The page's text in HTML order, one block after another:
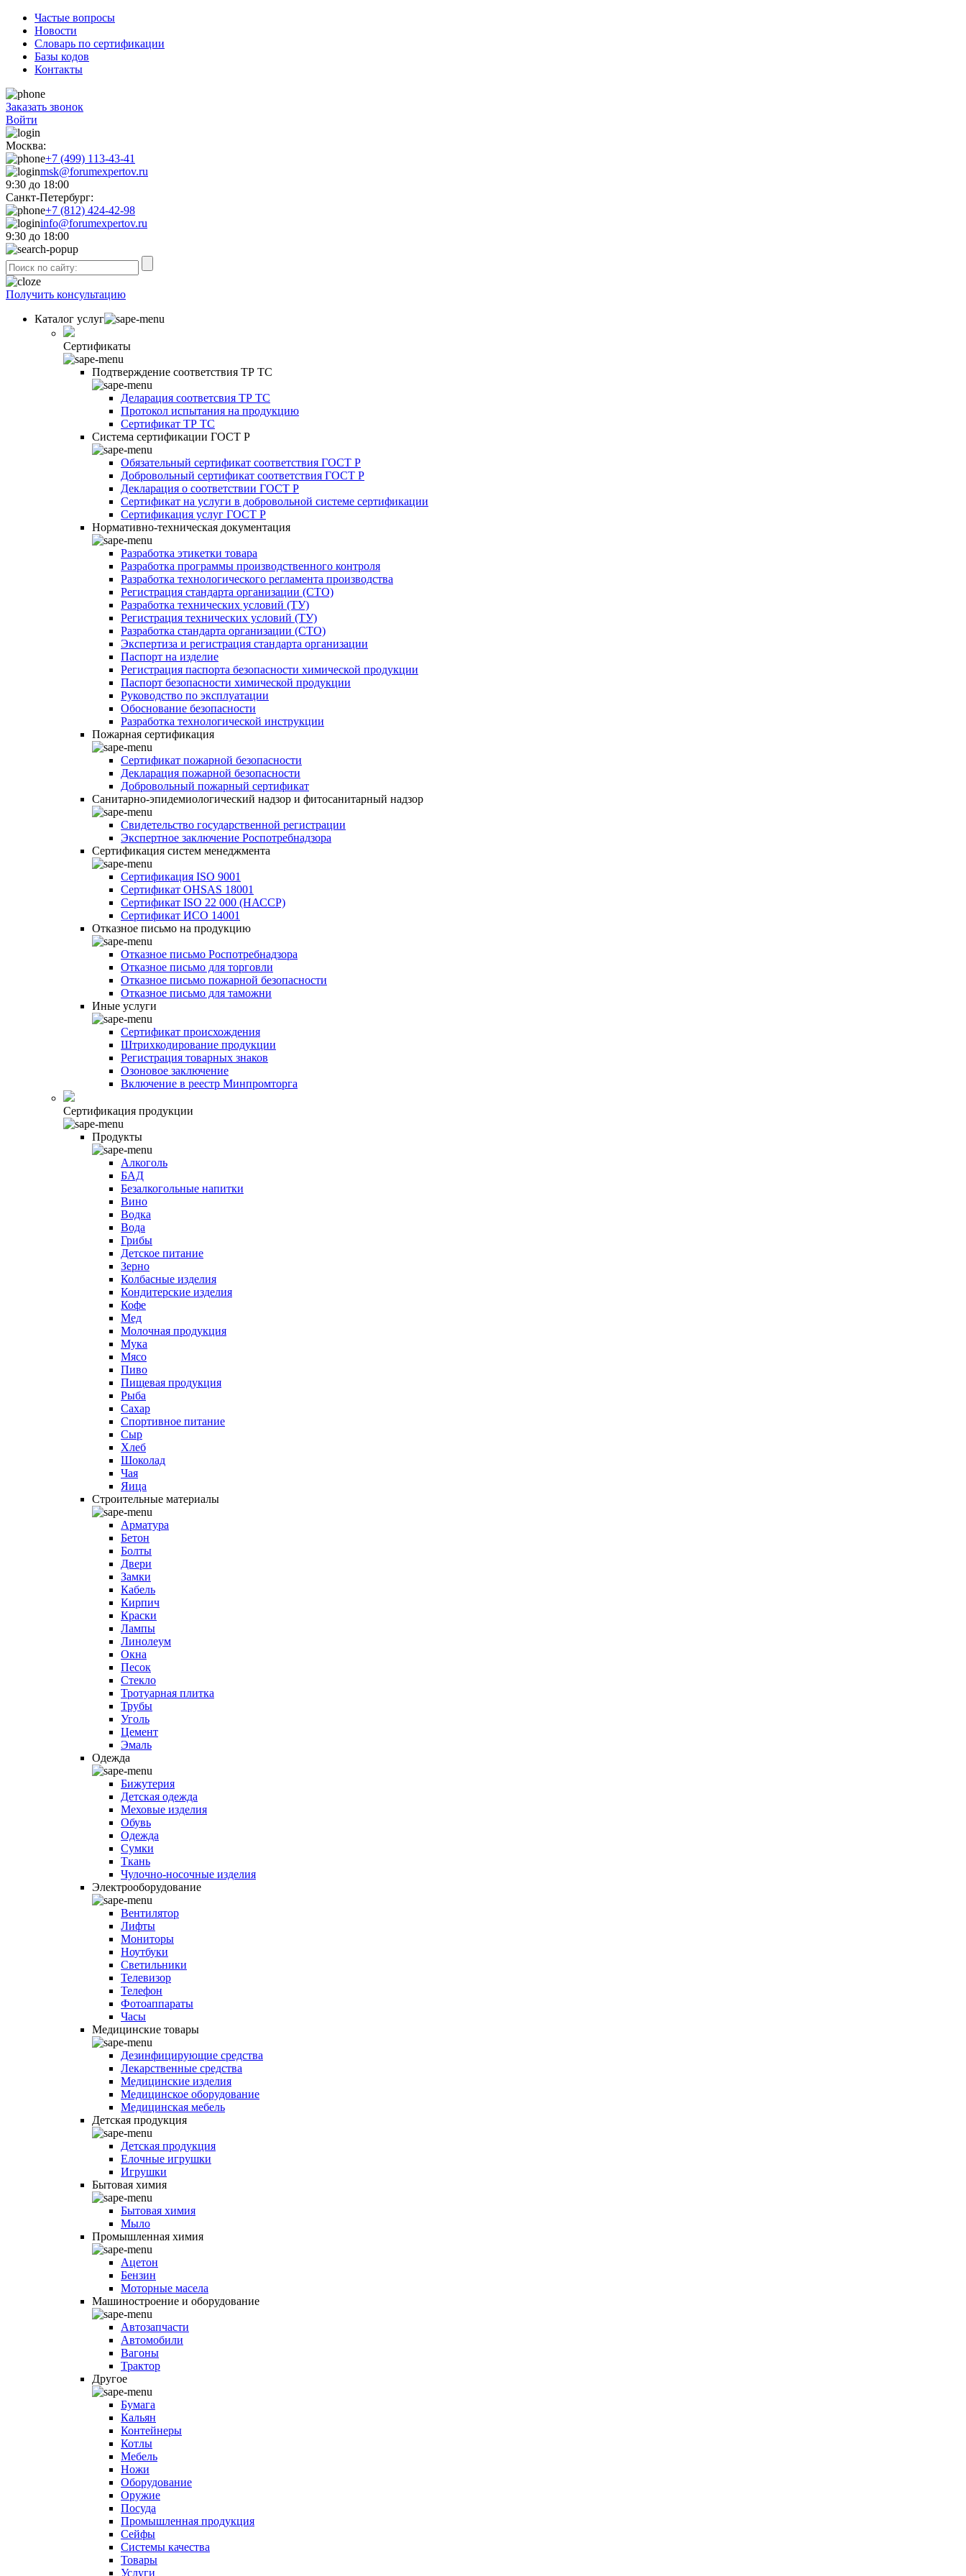
Частые вопросы
Новости
Словарь по сертификации
Базы кодов
Контакты
Заказать звонок
Войти
Москва:
+7 (499) 113-43-41
msk@forumexpertov.ru
9:30 до 18:00
Санкт-Петербург:
+7 (812) 424-42-98
info@forumexpertov.ru
9:30 до 18:00
Получить консультацию
Каталог услуг
Сертификаты
Подтверждение соответствия ТР ТС
Деларация соответсвия ТР ТС
Протокол испытания на продукцию
Сертификат ТР ТС
Система сертификации ГОСТ Р
Обязательный сертификат соответствия ГОСТ Р
Добровольный сертификат соответствия ГОСТ Р
Декларация о соответствии ГОСТ Р
Сертификат на услуги в добровольной системе сертификации
Сертификация услуг ГОСТ Р
Нормативно-техническая документация
Разработка этикетки товара
Разработка программы производственного контроля
Разработка технологического регламента производства
Регистрация стандарта организации (СТО)
Разработка технических условий (ТУ)
Регистрация технических условий (ТУ)
Разработка стандарта организации (СТО)
Экспертиза и регистрация стандарта организации
Паспорт на изделие
Регистрация паспорта безопасности химической продукции
Паспорт безопасности химической продукции
Руководство по эксплуатации
Обоснование безопасности
Разработка технологической инструкции
Пожарная сертификация
Сертификат пожарной безопасности
Декларация пожарной безопасности
Добровольный пожарный сертификат
Санитарно-эпидемиологический надзор и фитосанитарный надзор
Свидетельство государственной регистрации
Экспертное заключение Роспотребнадзора
Сертификация систем менеджмента
Сертификация ISO 9001
Сертификат OHSAS 18001
Сертификат ISO 22 000 (НАССР)
Сертификат ИСО 14001
Отказное письмо на продукцию
Отказное письмо Роспотребнадзора
Отказное письмо для торговли
Отказное письмо пожарной безопасности
Отказное письмо для таможни
Иные услуги
Сертификат происхождения
Штрихкодирование продукции
Регистрация товарных знаков
Озоновое заключение
Включение в реестр Минпромторга
Сертификация продукции
Продукты
Алкоголь
БАД
Безалкогольные напитки
Вино
Водка
Вода
Грибы
Детское питание
Зерно
Колбасные изделия
Кондитерские изделия
Кофе
Мед
Молочная продукция
Мука
Мясо
Пиво
Пищевая продукция
Рыба
Сахар
Спортивное питание
Сыр
Хлеб
Шоколад
Чая
Яица
Строительные материалы
Арматура
Бетон
Болты
Двери
Замки
Кабель
Кирпич
Краски
Лампы
Линолеум
Окна
Песок
Стекло
Тротуарная плитка
Трубы
Уголь
Цемент
Эмаль
Одежда
Бижутерия
Детская одежда
Меховые изделия
Обувь
Одежда
Сумки
Ткань
Чулочно-носочные изделия
Электрооборудование
Вентилятор
Лифты
Мониторы
Ноутбуки
Светильники
Телевизор
Телефон
Фотоаппараты
Часы
Медицинские товары
Дезинфицирующие средства
Лекарственные средства
Медицинские изделия
Медицинское оборудование
Медицинская мебель
Детская продукция
Детская продукция
Елочные игрушки
Игрушки
Бытовая химия
Бытовая химия
Мыло
Промышленная химия
Ацетон
Бензин
Моторные масела
Машиностроение и оборудование
Автозапчасти
Автомобили
Вагоны
Трактор
Другое
Бумага
Кальян
Контейнеры
Котлы
Мебель
Ножи
Оборудование
Оружие
Посуда
Промышленная продукция
Сейфы
Системы качества
Товары
Услуги